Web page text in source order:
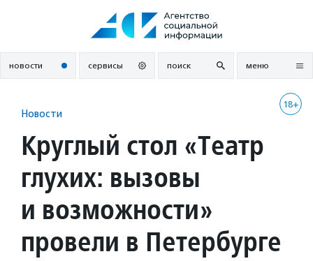
новости сервисы поиск меню
18+
Новости
Круглый стол «Театр
глухих: вызовы
и возможности»
провели в Петербурге